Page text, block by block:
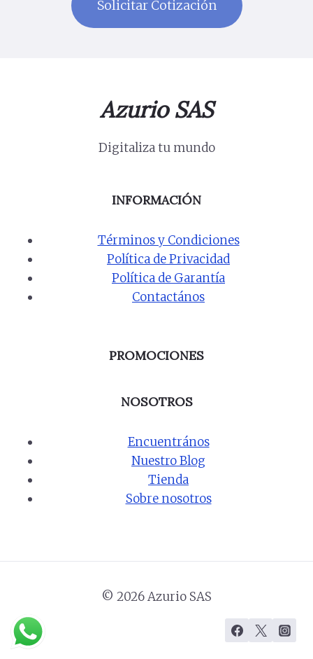
Azurio SAS
Digitaliza tu mundo
INFORMACIÓN
Términos y Condiciones
Política de Privacidad
Política de Garantía
Contactános
PROMOCIONES
NOSOTROS
Encuentrános
Nuestro Blog
Tienda
Sobre nosotros
© 2026 Azurio SAS